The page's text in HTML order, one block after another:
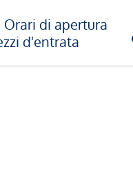
Orari di apertura
d'entrata